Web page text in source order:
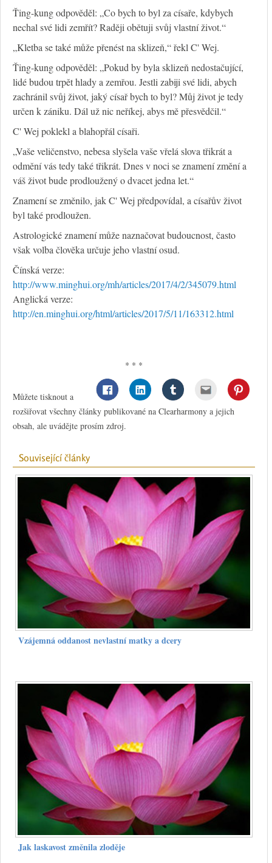
Ťing-kung odpověděl: „Co bych to byl za císaře, kdybych
nechal své lidi zemřít? Raději obětuji svůj vlastní život.“
„Kletba se také může přenést na sklizeň,“ řekl C' Wej.
Ťing-kung odpověděl: „Pokud by byla sklizeň nedostačující,
lidé budou trpět hlady a zemřou. Jestli zabiji své lidi, abych
zachránil svůj život, jaký císař bych to byl? Můj život je tedy
určen k zániku. Dál už nic neříkej, abys mě přesvědčil.“
C' Wej poklekl a blahopřál císaři.
„Vaše veličenstvo, nebesa slyšela vaše vřelá slova třikrát a
odmění vás tedy také třikrát. Dnes v noci se znamení změní a
váš život bude prodloužený o dvacet jedna let.“
Znamení se změnilo, jak C' Wej předpovídal, a císařův život
byl také prodloužen.
Astrologické znamení může naznačovat budoucnost, často
však volba člověka určuje jeho vlastní osud.
Čínská verze:
http://www.minghui.org/mh/articles/2017/4/2/345079.html
Anglická verze:
http://en.minghui.org/html/articles/2017/5/11/163312.html
* * *
Můžete tisknout a
rozšiřovat všechny články publikované na Clearharmony a jejich
obsah, ale uvádějte prosím zdroj.
Související články
Vzájemná oddanost nevlastní matky a dcery
Jak laskavost změnila zloděje